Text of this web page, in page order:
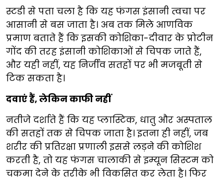
स्टडी से पता चला है कि यह फंगस इंसानी त्वचा पर
आसानी से बस जाता है। अब तक मिले आणविक
प्रमाण बताते हैं कि इसकी कोशिका-दीवार के प्रोटीन
गोंद की तरह इंसानी कोशिकाओं से चिपक जाते हैं,
और यही नहीं, यह निर्जीव सतहों पर भी मजबूती से
टिक सकता है।
दवाएं हैं, लेकिन काफी नहीं
नतीजे दर्शाते हैं कि यह प्लास्टिक, धातु और अस्पताल
की सतहों तक से चिपक जाता है। इतना ही नहीं, जब
शरीर की प्रतिरक्षा प्रणाली इससे लड़ने की कोशिश
करती है, तो यह फंगस चालाकी से इम्यून सिस्टम को
चकमा देने के तरीके भी विकसित कर लेता है। फिर